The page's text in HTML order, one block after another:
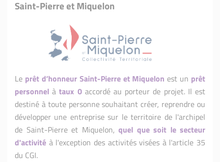
Saint-Pierre et Miquelon
Le prêt d’honneur Saint-Pierre et Miquelon est un prêt
personnel àtaux 0accordé au porteur de projet. Il est
destiné à toute personne souhaitant créer, reprendre ou
développer une entreprise sur le territoire de l'archipel
de Saint-Pierre et Miquelon, quel que soit le secteur
d'activité à l'exception des activités visées à l'article 35
du CGI.